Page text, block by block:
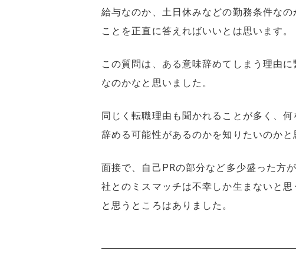
給与なのか、土日休みなどの勤務条件な
ことを正直に答えればいいとは思います。
この質問は、ある意味辞めてしまう理由
なのかなと思いました。
同じく転職理由も聞かれることが多く、
辞める可能性があるのかを知りたいのかと
面接で、自己PRの部分など多少盛った方
社とのミスマッチは不幸しか生まないと
と思うところはありました。